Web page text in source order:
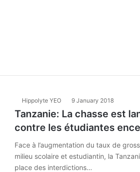
Hippolyte YEO 9 January 2018
Tanzanie: La chasse est
contre les étudiantes
Face à l’augmentation du taux de
milieu scolaire et estudiantin, la
place des interdictions…